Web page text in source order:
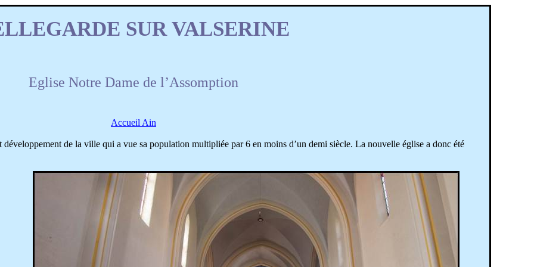
SUR VALSERINE
Eglise Notre Dame de l’Assomption
Accueil Ain
de la ville qui a vue sa population multipliée par 6 en moins d’un demi siècle. La nouvelle église a donc été